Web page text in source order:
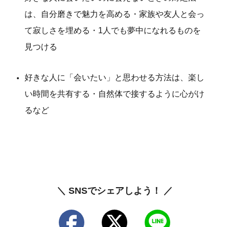
は、自分磨きで魅力を高める・家族や友人と会っ
て寂しさを埋める・1人でも夢中になれるものを
見つける
好きな人に「会いたい」と思わせる方法は、楽し
い時間を共有する・自然体で接するように心がけ
るなど
＼ SNSでシェアしよう！ ／